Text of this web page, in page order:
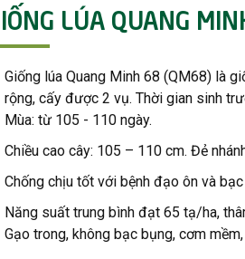
LÚA QUANG
Giống lúa Quang Minh 68 (QM68) là
rộng, cấy được 2 vụ. Thời gian sinh
Mùa: từ 105 - 110 ngày.
Chiều cao cây: 105 – 110 cm. Đẻ
Chống chịu tốt với bệnh đạo ôn và bạc
Năng suất trung bình đạt 65 tạ/ha,
Gạo trong, không bạc bụng, cơm